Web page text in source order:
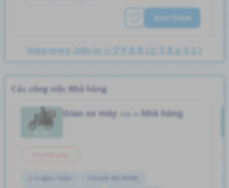
Xem thêm
View more Jobs in シブヤえき (とうきょうと)
Các công việc Nhà hàng
Giao xe máy Nhà hàng
2-3 ngày / tuần
Chuyển đổi WKND